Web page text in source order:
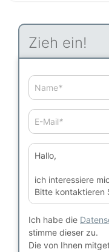
Zieh ein!
Name*
E-Mail*
Ich habe die
stimme dieser zu.
Die von Ihnen